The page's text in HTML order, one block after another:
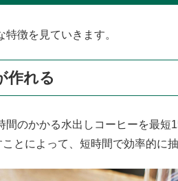
徴を見ていきます。
作れる
のかかる水出しコーヒーを最短
とによって、短時間で効率的に